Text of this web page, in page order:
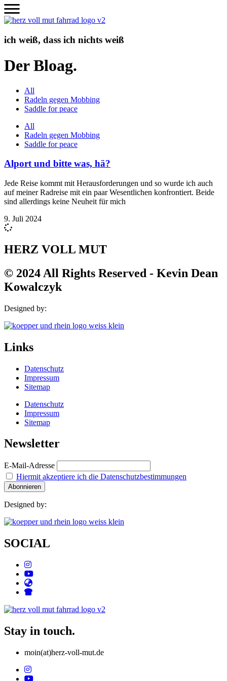
Zum
Inhalt
wechseln
ich weiß, dass ich nichts weiß
Der Bloag.
All
Radeln gegen Mobbing
Saddle for peace
All
Radeln gegen Mobbing
Saddle for peace
Alport und bitte was, hä?
Jede Reise kommt mit Herausforderungen und so wurde ich auch
auf meiner Radreise mit ein paar Wesentlichen konfrontiert. Beide
sind allerdings keine Neuheit für mich
9. Juli 2024
HERZ VOLL MUT
© 2024 All Rights Reserved - Kevin Dean
Kowalczyk
Designed by:
Links
Datenschutz
Impressum
Sitemap
Datenschutz
Impressum
Sitemap
Newsletter
E-Mail-Adresse
Hiermit akzeptiere ich die Datenschutzbestimmungen
Designed by:
SOCIAL
Stay in touch.
moin(at)herz-voll-mut.de